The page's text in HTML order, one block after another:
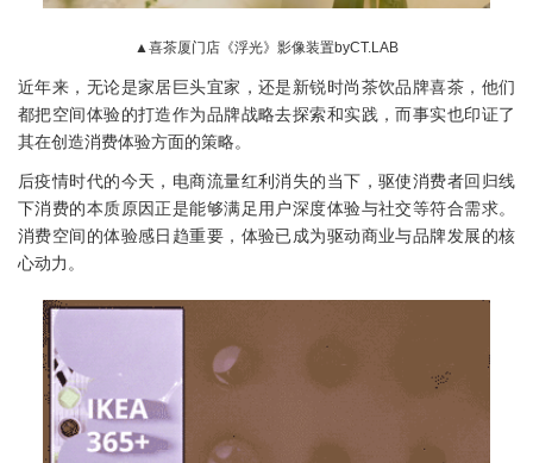
▲喜茶厦门店《浮光》影像装置byCT.LAB
近年来，无论是家居巨头宜家，还是新锐时尚茶饮品牌喜茶，他们
都把空间体验的打造作为品牌战略去探索和实践，而事实也印证了
其在创造消费体验方面的策略。
后疫情时代的今天，电商流量红利消失的当下，驱使消费者回归线
下消费的本质原因正是能够满足用户深度体验与社交等符合需求。
消费空间的体验感日趋重要，体验已成为驱动商业与品牌发展的核
心动力。